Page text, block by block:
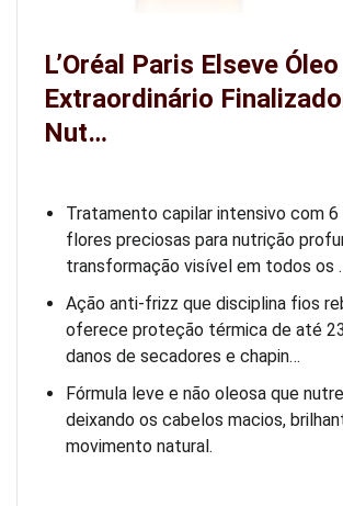
L’Oréal Paris Elseve Óleo
Extraordinário
Nut…
Tratamento capilar intensivo com
flores preciosas para nutrição
transformação visível em todos os
Ação anti-frizz que disciplina fios
oferece proteção térmica de até
danos de secadores e chapin…
Fórmula leve e não oleosa que
deixando os cabelos macios,
movimento natural.